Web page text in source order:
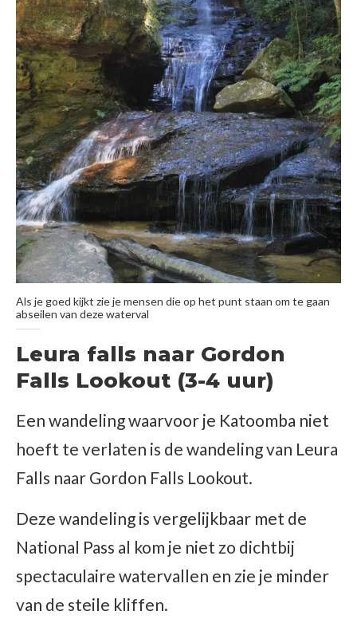
Als je goed kijkt zie je mensen die op het punt staan om te gaan
abseilen van deze waterval
Leura falls naar Gordon
Falls Lookout (3-4 uur)
Een wandeling waarvoor je Katoomba niet
hoeft te verlaten is de wandeling van Leura
Falls naar Gordon Falls Lookout.
Deze wandeling is vergelijkbaar met de
National Pass al kom je niet zo dichtbij
spectaculaire watervallen en zie je minder
van de steile kliffen.